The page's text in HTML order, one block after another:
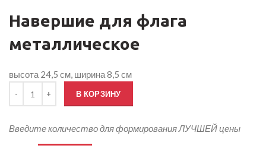
Навершие для флага
металлическое
высота 24,5 см, ширина 8,5 см
В КОРЗИНУ
Введите количество для формирования ЛУЧШЕЙ цены